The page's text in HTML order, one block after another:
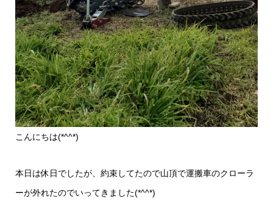
こんにちは(*^^*)
本日は休日でしたが、約束してたので山頂で運搬車のクローラ
ーが外れたのでいってきました(*^^*)